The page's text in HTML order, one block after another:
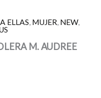
ELLAS, MUJER, NEW,
M. AUDREE